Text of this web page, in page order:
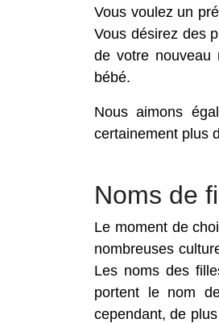
Vous voulez un
Vous désirez des
de votre nouveau
bébé.
Nous aimons
certainement plus
Noms de
Le moment de
nombreuses
Les noms des
portent le nom
cependant, de